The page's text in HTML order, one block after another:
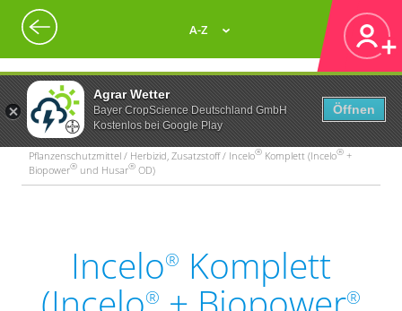
Agrar Wetter
Bayer CropScience Deutschland GmbH
Kostenlos bei Google Play
Öffnen
A-Z
Pflanzenschutzmittel / Herbizid, Zusatzstoff / Incelo® Komplett (Incelo® +
Biopower® und Husar® OD)
Incelo® Komplett
® ®